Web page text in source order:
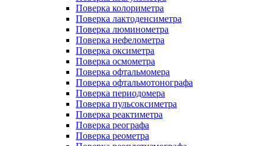
Поверка колориметра
Поверка лактоденсиметра
Поверка люминометра
Поверка нефелометра
Поверка оксиметра
Поверка осмометра
Поверка офтальмомера
Поверка офтальмотонографа
Поверка периодомера
Поверка пульсоксиметра
Поверка реактиметра
Поверка реографа
Поверка реометра